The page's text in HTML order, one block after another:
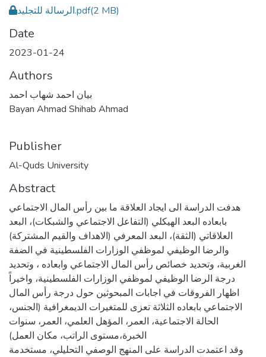
الرسالة للتجليد.pdf(2 MB)
Date
2023-01-24
Authors
بيان احمد شهاب احمد
Bayan Ahmad Shihab Ahmad
Publisher
Al-Quds University
Abstract
هدفت الدراسة الى ايجاد العلاقة ما بين رأس المال الاجتماعي
بابعاده البعد الهيكلي (التفاعل الاجتماعي والشبكات)، البعد
العلاقاتي (الثقة)، البعد المعرفي (الاهداف والقيم المشتركة)
والرضا الوظيفي لموظفي الوزارات الفلسطينية في الضفة
الغربية، وتحديد خصائص رأس المال الاجتماعي وابعاده ، وتحديد
درجة الرضا الوظيفي لموظفي الوزارات الفلسطينية، واخيراً
اظهار الفروقات في اجابات المبحوثين حول درجة رأس المال
الاجتماعي بابعاده الثلاثة تعزى للمتغيرات الديمغرافية (الجنس،
الحالة الاجتماعية، العمر، المؤهل العلمي، العمر، سنوات
الخبرة،مستوى الراتب، مكان العمل)
وقد اعتمدت الدراسة على المنهج الوصفي التحليلي، مستخدمة